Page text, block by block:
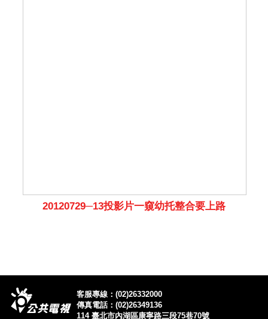
20120729─13投影片一窺幼托整合要上路
客服專線：(02)26332000
傳真電話：(02)26349136
114 臺北市內湖區康寧路三段75巷70號